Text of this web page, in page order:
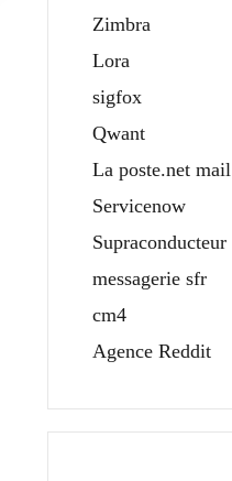
Zimbra
Lora
sigfox
Qwant
La poste.net mail
Servicenow
Supraconducteur
messagerie sfr
cm4
Agence Reddit